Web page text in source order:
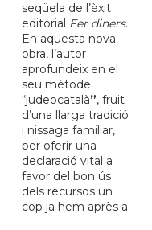
seqüela de l’èxit
editorial Fer diners.
En aquesta nova
obra, l’autor
aprofundeix en el
seu mètode
“judeocatalà”, fruit
d’una llarga tradició
i nissaga familiar,
per oferir una
declaració vital a
favor del bon ús
dels recursos un
cop ja hem après a